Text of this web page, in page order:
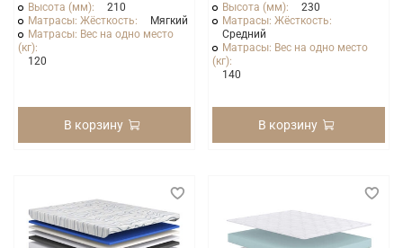
Высота (мм):
210
Матрасы: Жёсткость:
Мягкий
Матрасы: Вес на одно место
(кг):
120
В корзину
Высота (мм):
230
Матрасы: Жёсткость:
Средний
Матрасы: Вес на одно место
(кг):
140
В корзину